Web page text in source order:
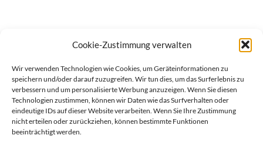
Cookie-Zustimmung verwalten
Wir verwenden Technologien wie Cookies, um Geräteinformationen zu
speichern und/oder darauf zuzugreifen. Wir tun dies, um das Surferlebnis zu
verbessern und um personalisierte Werbung anzuzeigen. Wenn Sie diesen
Technologien zustimmen, können wir Daten wie das Surfverhalten oder
eindeutige IDs auf dieser Website verarbeiten. Wenn Sie Ihre Zustimmung
nicht erteilen oder zurückziehen, können bestimmte Funktionen
beeinträchtigt werden.